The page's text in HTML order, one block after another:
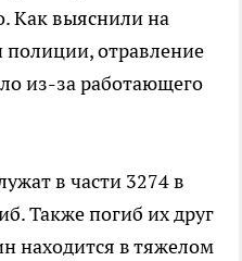
Как выяснили на
отравление
из-за работающего
в части 3274 в
Также погиб их друг
находится в тяжелом